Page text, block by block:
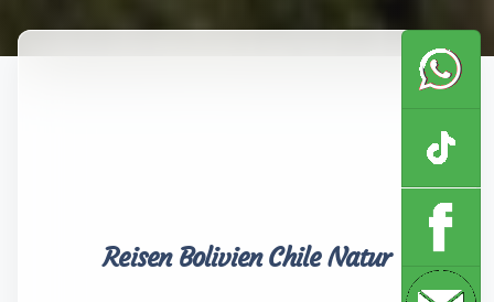
Reisen Bolivien Chile Natur